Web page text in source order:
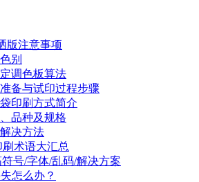
版注意事项
别
调色板算法
备与试印过程步骤
印刷方式简介
品种及规格
决方法
术语大汇总
号/字体/乱码/解决方案
怎么办？